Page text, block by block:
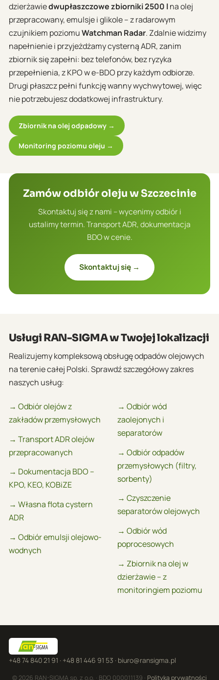
dzierżawiedwupłaszczowe zbiorniki 2500 lna olej
przepracowany, emulsje i glikole – z radarowym
czujnikiem poziomuWatchman Radar. Zdalnie widzimy
napełnienie i przyjeżdżamy cysterną ADR, zanim
zbiornik się zapełni: bez telefonów, bez ryzyka
przepełnienia, z KPO w e-BDO przy każdym odbiorze.
Drugi płaszcz pełni funkcję wanny wychwytowej, więc
nie potrzebujesz dodatkowej infrastruktury.
Zbiornik na olej odpadowy →
Monitoring poziomu oleju →
Zamów odbiór oleju w Szczecinie
Skontaktuj się z nami – wycenimy odbiór i
ustalimy termin. Transport ADR, dokumentacja
BDO w cenie.
Skontaktuj się →
Usługi RAN-SIGMA w Twojej lokalizacji
Realizujemy kompleksową obsługę odpadów olejowych
na terenie całej Polski. Sprawdź szczegółowy zakres
naszych usług:
→ Odbiór olejów z
zakładów przemysłowych
→ Transport ADR olejów
przepracowanych
→ Dokumentacja BDO –
KPO, KEO, KOBiZE
→ Własna flota cystern
ADR
→ Odbiór emulsji olejowo-
wodnych
→ Odbiór wód
zaolejonych i
separatorów
→ Odbiór odpadów
przemysłowych (filtry,
sorbenty)
→ Czyszczenie
separatorów olejowych
→ Odbiór wód
poprocesowych
→ Zbiornik na olej w
dzierżawie – z
monitoringiem poziomu
+48 74 840 21 91 · +48 81 446 91 53 · biuro@ransigma.pl
© 2026 RAN-SIGMA sp. z o.o. · BDO 000011139 · Polityka prywatności